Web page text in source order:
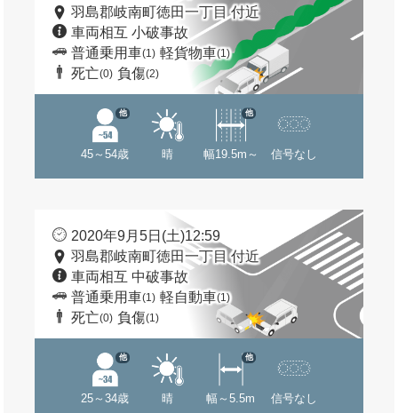
羽島郡岐南町徳田一丁目 付近
車両相互 小破事故
普通乗用車(1) 軽貨物車(1)
死亡(0) 負傷(2)
45～54歳
他
晴 幅19.5m～
他
信号なし
2020年9月5日(土)12:59
羽島郡岐南町徳田一丁目 付近
車両相互 中破事故
普通乗用車(1) 軽自動車(1)
死亡(0) 負傷(1)
25～34歳
他
晴 幅～5.5m
他
信号なし